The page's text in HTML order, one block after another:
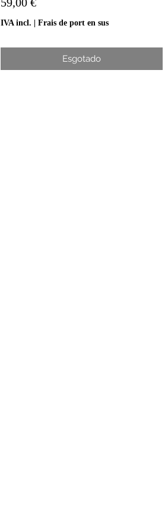
IVA incl. Frais de port en sus
Esgotado